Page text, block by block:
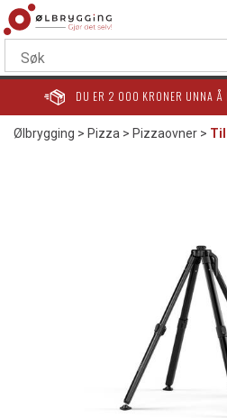
DU ER 2 000 KRONER UNNA
Ølbrygging>Pizza>Pizzaovner>